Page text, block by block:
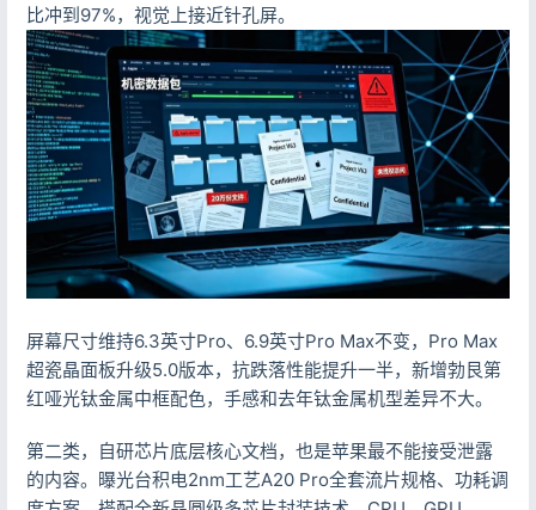
比冲到97%，视觉上接近针孔屏。
屏幕尺寸维持6.3英寸Pro、6.9英寸Pro Max不变，Pro Max
超瓷晶面板升级5.0版本，抗跌落性能提升一半，新增勃艮第
红哑光钛金属中框配色，手感和去年钛金属机型差异不大。
第二类，自研芯片底层核心文档，也是苹果最不能接受泄露
的内容。曝光台积电2nm工艺A20 Pro全套流片规格、功耗调